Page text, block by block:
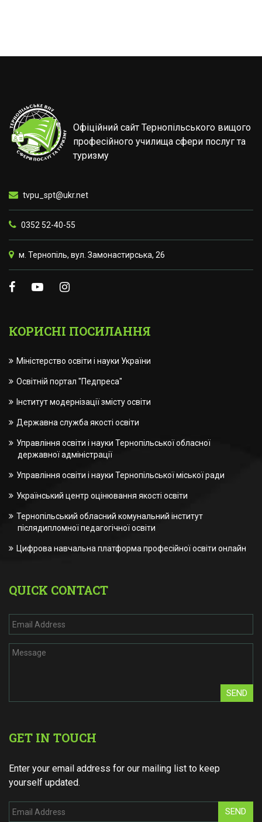
Офіційний сайт Тернопільського вищого
професійного училища сфери послуг та
туризму
tvpu_spt@ukr.net
0352 52-40-55
м. Тернопіль, вул. Замонастирська, 26
КОРИСНІ ПОСИЛАННЯ
Міністерство освіти і науки України
Освітній портал "Педпреса"
Інститут модернізації змісту освіти
Державна служба якості освіти
Управління освіти і науки Тернопільської обласної
державної адміністрації
Управління освіти і науки Тернопільської міської ради
Український центр оцінювання якості освіти
Тернопільський обласний комунальний інститут
післядипломної педагогічної освіти
Цифрова навчальна платформа професійної освіти онлайн
QUICK CONTACT
SEND
GET IN TOUCH
Enter your email address for our mailing list to keep
yourself updated.
SEND